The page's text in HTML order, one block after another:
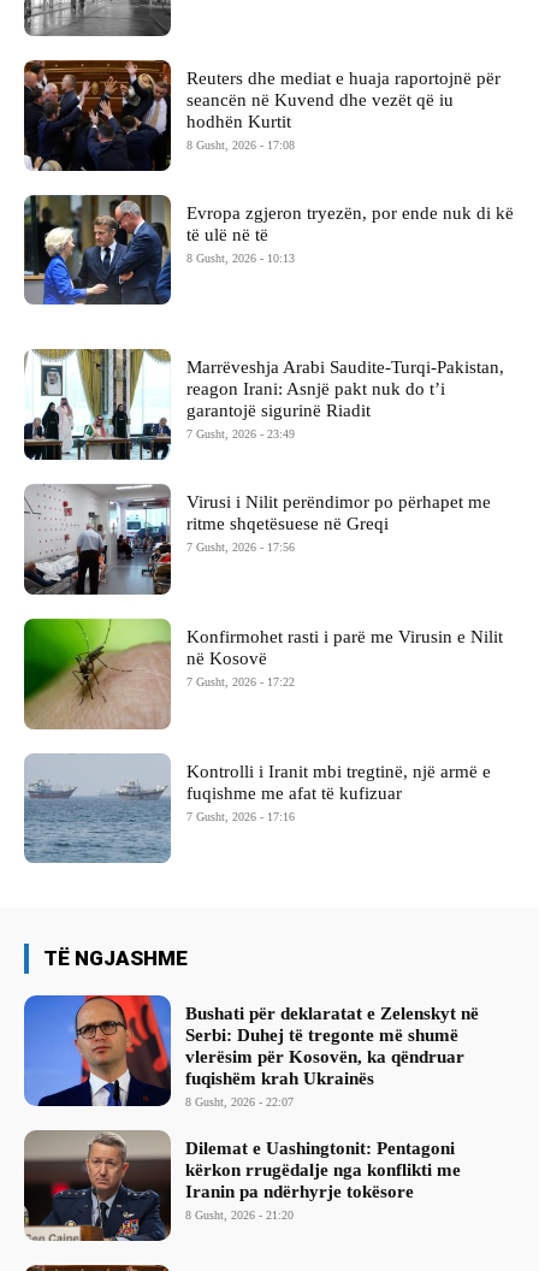
Reuters dhe mediat e huaja raportojnë për
seancën në Kuvend dhe vezët që iu
hodhën Kurtit
8 Gusht, 2026 - 17:08
Evropa zgjeron tryezën, por ende nuk di kë
të ulë në të
8 Gusht, 2026 - 10:13
Marrëveshja Arabi Saudite-Turqi-Pakistan,
reagon Irani: Asnjë pakt nuk do t’i
garantojë sigurinë Riadit
7 Gusht, 2026 - 23:49
Virusi i Nilit perëndimor po përhapet me
ritme shqetësuese në Greqi
7 Gusht, 2026 - 17:56
Konfirmohet rasti i parë me Virusin e Nilit
në Kosovë
7 Gusht, 2026 - 17:22
Kontrolli i Iranit mbi tregtinë, një armë e
fuqishme me afat të kufizuar
7 Gusht, 2026 - 17:16
TË NGJASHME
Bushati për deklaratat e Zelenskyt në
Serbi: Duhej të tregonte më shumë
vlerësim për Kosovën, ka qëndruar
fuqishëm krah Ukrainës
8 Gusht, 2026 - 22:07
Dilemat e Uashingtonit: Pentagoni
kërkon rrugëdalje nga konflikti me
Iranin pa ndërhyrje tokësore
8 Gusht, 2026 - 21:20